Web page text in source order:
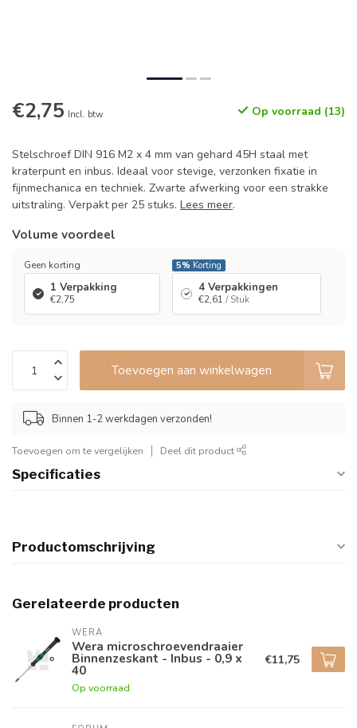
€2,75 Incl. btw Op voorraad (13)
Stelschroef DIN 916 M2 x 4 mm van gehard 45H staal met
kraterpunt en inbus. Ideaal voor stevige, verzonken fixatie in
fijnmechanica en techniek. Zwarte afwerking voor een strakke
uitstraling. Verpakt per 25 stuks. Lees meer.
Volume voordeel
Geen korting
1 Verpakking
€2,75
5% Korting
4 Verpakkingen
€2,61 / Stuk
Toevoegen aan winkelwagen
Binnen 1-2 werkdagen verzonden!
Toevoegen om te vergelijken Deel dit product
Specificaties
Productomschrijving
Gerelateerde producten
WERA
Wera microschroevendraaier
Binnenzeskant - Inbus - 0,9 x
40
Op voorraad
€11,75